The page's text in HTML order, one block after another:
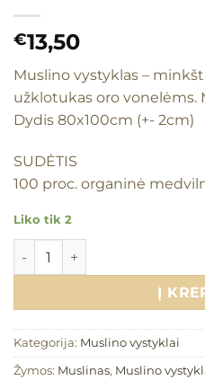
€13,50
Muslino vystyklas –
užklotukas oro vonelėms.
Dydis 80x100cm (+- 2cm)
SUDĖTIS
100 proc. organinė
Liko tik 2
produkto kiekis: Vystyklas
Į
Kategorija: Muslino vystyklai
Žymos: Muslinas, Muslino